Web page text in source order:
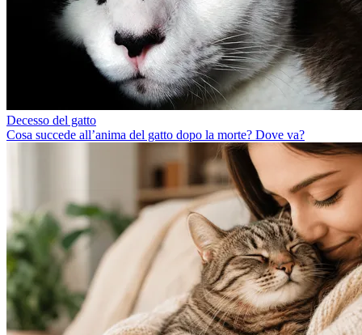
Decesso del gatto
Cosa succede all’anima del gatto dopo la morte? Dove va?